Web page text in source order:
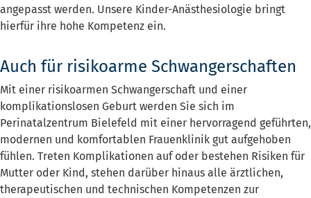
angepasst werden. Unsere Kinder-Anästhesiologie bringt
hierfür ihre hohe Kompetenz ein.
Auch für risikoarme Schwangerschaften
Mit einer risikoarmen Schwangerschaft und einer
komplikationslosen Geburt werden Sie sich im
Perinatalzentrum Bielefeld mit einer hervorragend geführten,
modernen und komfortablen Frauenklinik gut aufgehoben
fühlen. Treten Komplikationen auf oder bestehen Risiken für
Mutter oder Kind, stehen darüber hinaus alle ärztlichen,
therapeutischen und technischen Kompetenzen zur